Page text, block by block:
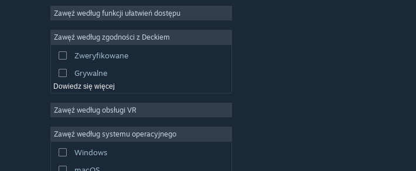
Obróbka filmów
Obróbka zdjęć
Zawęź według funkcji ułatwień dostępu
Zawęź według zgodności z Deckiem
Zweryfikowane
Grywalne
Dowiedz się więcej
Zawęź według obsługi VR
Zawęź według systemu operacyjnego
Windows